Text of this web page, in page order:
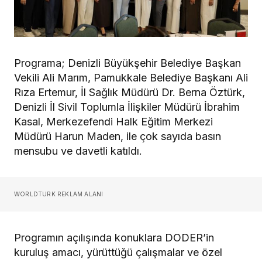
Programa; Denizli Büyükşehir Belediye Başkan
Vekili Ali Marım, Pamukkale Belediye Başkanı Ali
Rıza Ertemur, İl Sağlık Müdürü Dr. Berna Öztürk,
Denizli İl Sivil Toplumla İlişkiler Müdürü İbrahim
Kasal, Merkezefendi Halk Eğitim Merkezi
Müdürü Harun Maden, ile çok sayıda basın
mensubu ve davetli katıldı.
WORLDTURK REKLAM ALANI
Programın açılışında konuklara DODER’in
kuruluş amacı, yürüttüğü çalışmalar ve özel